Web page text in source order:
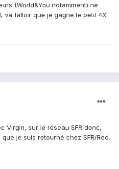
(World&You notamment) ne
va falloir que je gagne le petit 4X
Virgin, sur le réseau SFR donc,
je suis retourné chez SFR/Red.